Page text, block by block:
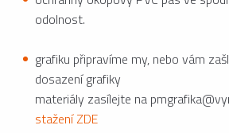
odolnost.
grafiku připravíme my, nebo vám
dosazení grafiky
materiály zasílejte na
stažení ZDE